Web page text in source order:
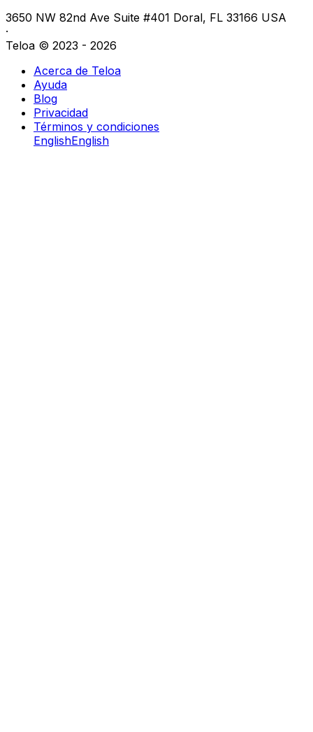
3650 NW 82nd Ave Suite #401 Doral, FL 33166 USA
·
Teloa © 2023 - 2026
Acerca de Teloa
Ayuda
Blog
Privacidad
Términos y condiciones
EnglishEnglish